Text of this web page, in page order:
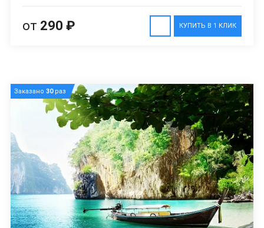
КУПИТЬ В 1 КЛИК
от 290 ₽
Заказано 30раз